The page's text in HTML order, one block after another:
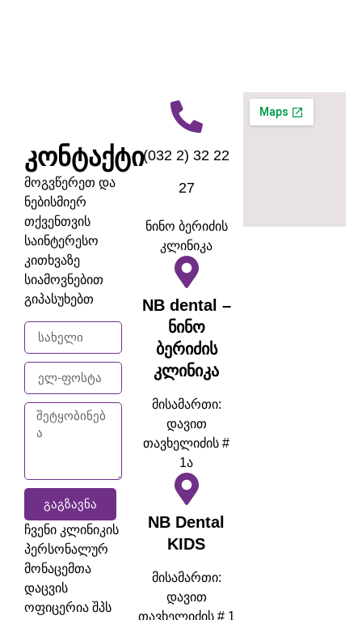
კონტაქტი
მოგვწერეთ და
ნებისმიერ
თქვენთვის
საინტერესო
კითხვაზე
სიამოვნებით
გიპასუხებთ
ᲒᲐᲒᲖᲐᲕᲜᲐ
ჩვენი კლინიკის
პერსონალურ
მონაცემთა
დაცვის
ოფიცერია შპს
(032 2) 32 22
27
ნინო ბერიძის
კლინიკა
NB dental –
ნინო
ბერიძის
კლინიკა
მისამართი:
დავით
თავხელიძის #
1ა
NB Dental
KIDS
მისამართი:
დავით
თავხელიძის # 1